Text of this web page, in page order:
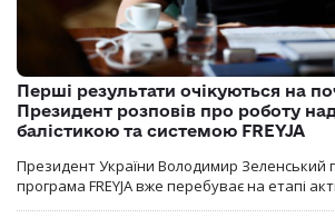
Перші результати очікуються на
Президент розповів про роботу
балістикою та системою FREYJA
Президент України Володимир Зеленський
програма FREYJA вже перебуває на етапі